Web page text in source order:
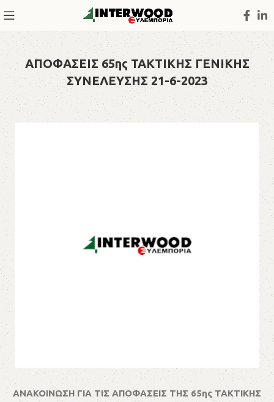
ΑΠΟΦΑΣΕΙΣ 65ης ΤΑΚΤΙΚΗΣ ΓΕΝΙΚΗΣ
ΣΥΝΕΛΕΥΣΗΣ 21-6-2023
ΑΝΑΚΟΙΝΩΣΗ ΓΙΑ ΤΙΣ ΑΠΟΦΑΣΕΙΣ ΤΗΣ 65ης ΤΑΚΤΙΚΗΣ